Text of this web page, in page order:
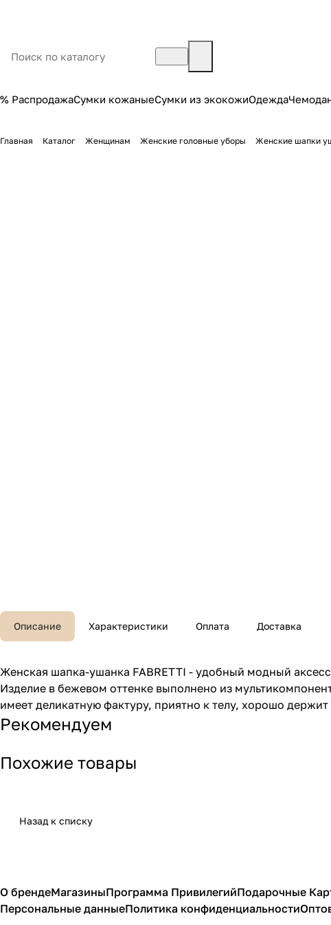
% РаспродажаСумки кожаныеСумки из экокожиОдежда
Главная Каталог Женщинам Женские головные уборы Женские шапки
Описание Характеристики Оплата Доставка
Женская шапка-ушанка FABRETTI - удобный модный
Изделие в бежевом оттенке выполнено из
имеет деликатную фактуру, приятно к телу, хорошо
Рекомендуем
Похожие товары
Назад к списку
О брендеМагазиныПрограмма ПривилегийПодарочные
Персональные данныеПолитика конфиденциальности